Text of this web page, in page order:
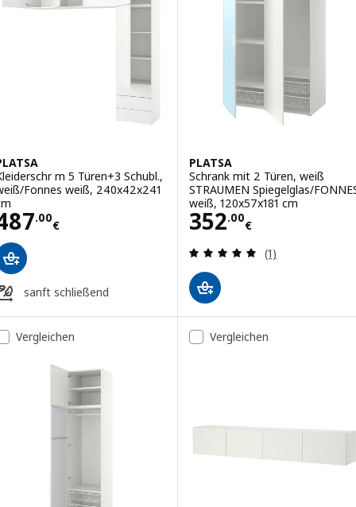
m 5 Türen+3 Schubl.,
Fonnes weiß, 240x42x241
.00
€
487.00€
sanft schließend
PLATSA
Schrank mit 2 Türen, weiß
STRAUMEN Spiegelglas/
weiß, 120x57x181 cm
352.00
€
Preis 352.00€
Bewertungen:
(1)
Vergleichen Vergleichen